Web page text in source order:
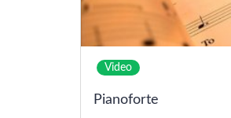
Video
Pianoforte